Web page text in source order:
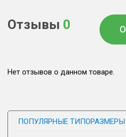
Отзывы 0
Нет отзывов о данном товаре.
ПОПУЛЯРНЫЕ